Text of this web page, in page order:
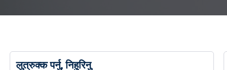
लुत्रुक्क पर्नु, निहुरिनु